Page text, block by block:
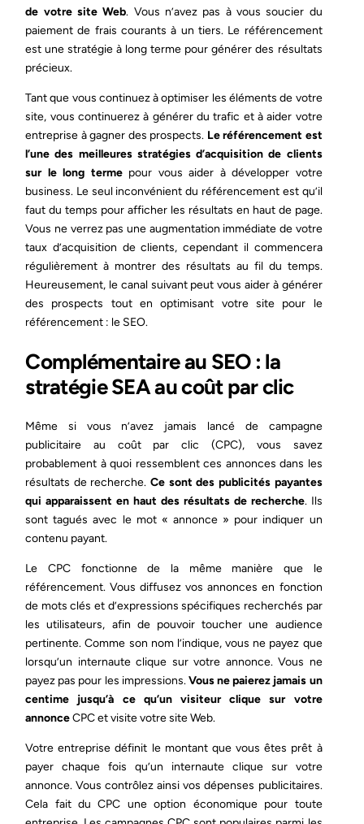
de votre site Web. Vous n’avez pas à vous soucier du
paiement de frais courants à un tiers. Le référencement
est une stratégie à long terme pour générer des résultats
précieux.
Tant que vous continuez à optimiser les éléments de votre
site, vous continuerez à générer du trafic et à aider votre
entreprise à gagner des prospects. Le référencement est
l’une des meilleures stratégies d’acquisition de clients
sur le long termepour vous aider à développer votre
business. Le seul inconvénient du référencement est qu’il
faut du temps pour afficher les résultats en haut de page.
Vous ne verrez pas une augmentation immédiate de votre
taux d’acquisition de clients, cependant il commencera
régulièrement à montrer des résultats au fil du temps.
Heureusement, le canal suivant peut vous aider à générer
des prospects tout en optimisant votre site pour le
référencement : le SEO.
Complémentaire au SEO : la
stratégie SEA au coût par clic
Même si vous n’avez jamais lancé de campagne
publicitaire au coût par clic (CPC), vous savez
probablement à quoi ressemblent ces annonces dans les
résultats de recherche.Ce sont des publicités payantes
qui apparaissent en haut des résultats de recherche. Ils
sont tagués avec le mot « annonce » pour indiquer un
contenu payant.
Le CPC fonctionne de la même manière que le
référencement. Vous diffusez vos annonces en fonction
de mots clés et d’expressions spécifiques recherchés par
les utilisateurs, afin de pouvoir toucher une audience
pertinente. Comme son nom l’indique, vous ne payez que
lorsqu’un internaute clique sur votre annonce. Vous ne
payez pas pour les impressions.Vous ne paierez jamais un
centime jusqu’à ce qu’un visiteur clique sur votre
annonceCPC et visite votre site Web.
Votre entreprise définit le montant que vous êtes prêt à
payer chaque fois qu’un internaute clique sur votre
annonce. Vous contrôlez ainsi vos dépenses publicitaires.
Cela fait du CPC une option économique pour toute